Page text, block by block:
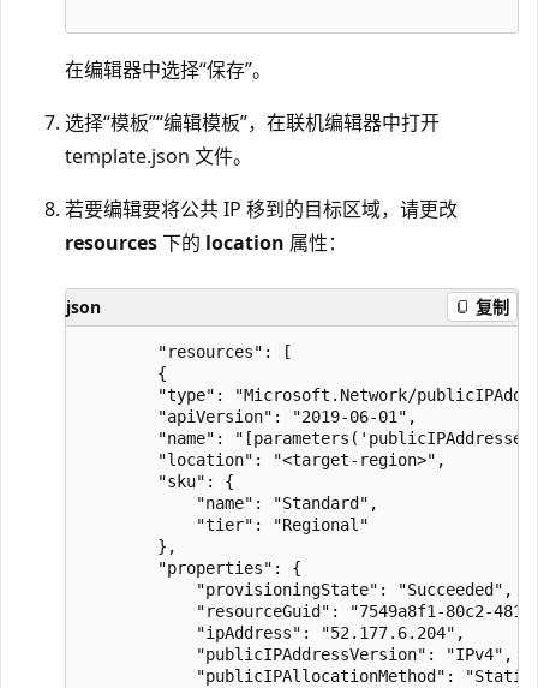
在编辑器中选择“保存”。
选择“模板”“编辑模板”，在联机编辑器中打开
template.json 文件。
若要编辑要将公共 IP 移到的目标区域，请更改
resources下的 location 属性：
json 复制
        "resources": [
        {
"type": "Microsoft.Network/
        "apiVersion": "2019-06-01",
"name":
        "location": "<target-region>",
        "sku": {
            "name": "Standard",
            "tier": "Regional"
        },
        "properties": {
            "provisioningState": "Succeeded",
"resourceGuid": "7549a8f1-80c2-
            "ipAddress": "52.177.6.204",
            "publicIPAddressVersion": "IPv4",
"publicIPAllocationMethod":